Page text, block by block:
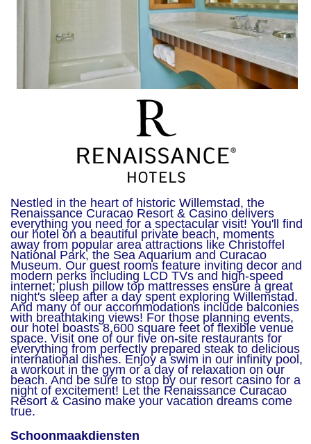
Nestled in the heart of historic Willemstad, the
Renaissance Curacao Resort & Casino delivers
everything you need for a spectacular visit! You'll find
our hotel on a beautiful private beach, moments
away from popular area attractions like Christoffel
National Park, the Sea Aquarium and Curacao
Museum. Our guest rooms feature inviting decor and
modern perks including LCD TVs and high-speed
internet; plush pillow top mattresses ensure a great
night's sleep after a day spent exploring Willemstad.
And many of our accommodations include balconies
with breathtaking views! For those planning events,
our hotel boasts 8,600 square feet of flexible venue
space. Visit one of our five on-site restaurants for
everything from perfectly prepared steak to delicious
international dishes. Enjoy a swim in our infinity pool,
a workout in the gym or a day of relaxation on our
beach. And be sure to stop by our resort casino for a
night of excitement! Let the Renaissance Curacao
Resort & Casino make your vacation dreams come
true.
Schoonmaakdiensten